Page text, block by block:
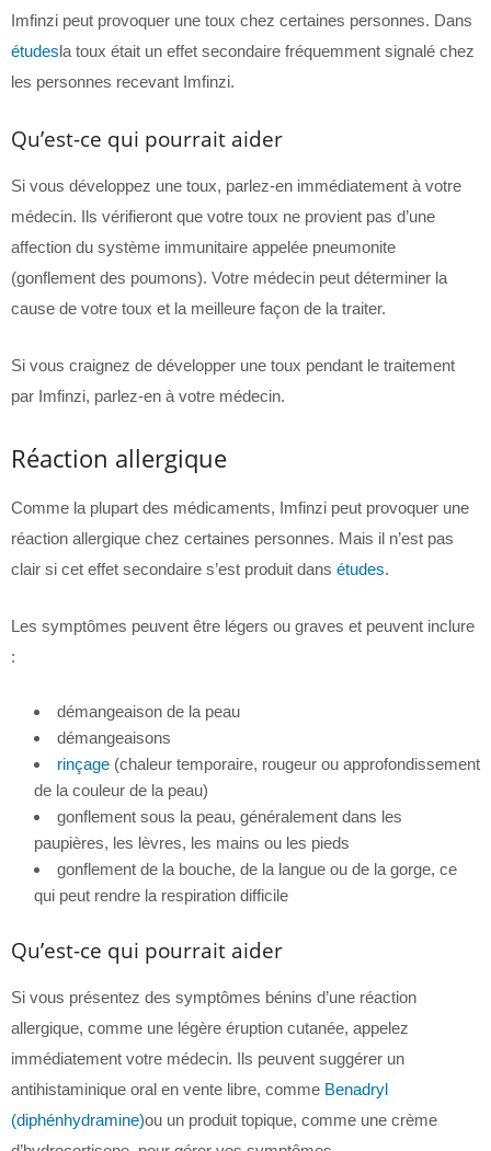
Imfinzi peut provoquer une toux chez certaines personnes. Dans
étudesla toux était un effet secondaire fréquemment signalé chez
les personnes recevant Imfinzi.
Qu’est-ce qui pourrait aider
Si vous développez une toux, parlez-en immédiatement à votre
médecin. Ils vérifieront que votre toux ne provient pas d’une
affection du système immunitaire appelée pneumonite
(gonflement des poumons). Votre médecin peut déterminer la
cause de votre toux et la meilleure façon de la traiter.
Si vous craignez de développer une toux pendant le traitement
par Imfinzi, parlez-en à votre médecin.
Réaction allergique
Comme la plupart des médicaments, Imfinzi peut provoquer une
réaction allergique chez certaines personnes. Mais il n’est pas
clair si cet effet secondaire s’est produit dans études.
Les symptômes peuvent être légers ou graves et peuvent inclure
:
démangeaison de la peau
démangeaisons
rinçage (chaleur temporaire, rougeur ou approfondissement
de la couleur de la peau)
gonflement sous la peau, généralement dans les
paupières, les lèvres, les mains ou les pieds
gonflement de la bouche, de la langue ou de la gorge, ce
qui peut rendre la respiration difficile
Qu’est-ce qui pourrait aider
Si vous présentez des symptômes bénins d’une réaction
allergique, comme une légère éruption cutanée, appelez
immédiatement votre médecin. Ils peuvent suggérer un
antihistaminique oral en vente libre, comme Benadryl
(diphénhydramine)ou un produit topique, comme une crème